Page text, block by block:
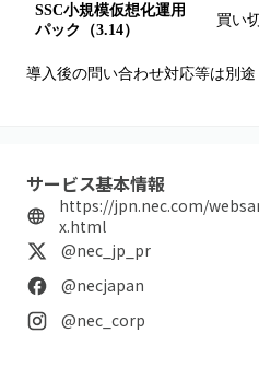
SSC小規模仮想化運用
パック（3.14）
買い
導入後の問い合わせ対応等は別
サービス基本情報
https://jpn.nec.com/
x.html
@nec_jp_pr
@necjapan
@nec_corp